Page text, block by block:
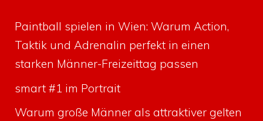
Paintball spielen in Wien: Warum Action,
Taktik und Adrenalin perfekt in einen
starken Männer-Freizeittag passen
smart #1 im Portrait
Warum große Männer als attraktiver gelten